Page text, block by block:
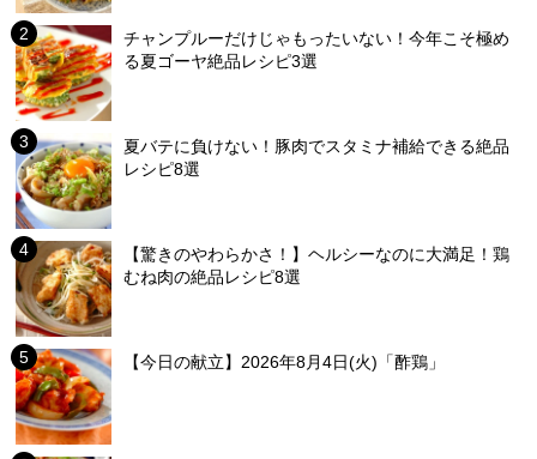
チャンプルーだけじゃもったいない！今年こそ極め
る夏ゴーヤ絶品レシピ3選
夏バテに負けない！豚肉でスタミナ補給できる絶品
レシピ8選
【驚きのやわらかさ！】ヘルシーなのに大満足！鶏
むね肉の絶品レシピ8選
【今日の献立】2026年8月4日(火)「酢鶏」